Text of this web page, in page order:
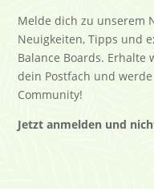
Melde dich zu unserem
Neuigkeiten, Tipps und
Balance Boards.
dein Postfach und
Community!
Jetzt anmelden und